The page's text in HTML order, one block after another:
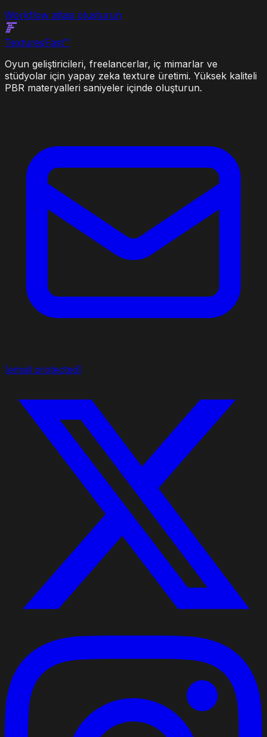
Workflow atlasi olusturun
TexturesFast™
Oyun geliştiricileri, freelancerlar, iç mimarlar ve
stüdyolar için yapay zeka texture üretimi. Yüksek kaliteli
PBR materyalleri saniyeler içinde oluşturun.
[email protected]